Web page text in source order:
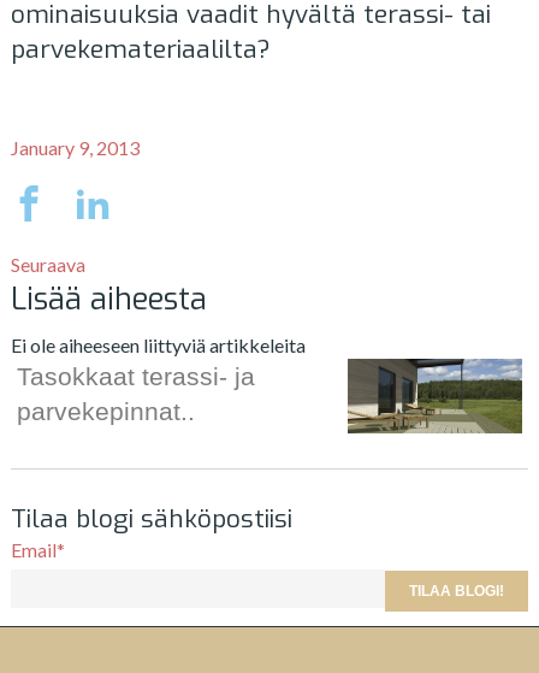
ominaisuuksia vaadit hyvältä terassi- tai
parvekemateriaalilta?
January 9, 2013
Seuraava
Lisää aiheesta
Ei ole aiheeseen liittyviä artikkeleita
Tasokkaat terassi- ja
parvekepinnat..
Tilaa blogi sähköpostiisi
Email*